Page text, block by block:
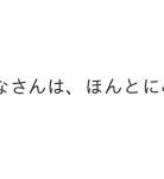
さんは、ほんと